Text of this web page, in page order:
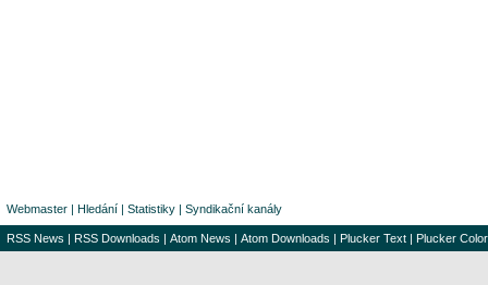
Webmaster | Hledání | Statistiky | Syndikační kanály
RSS News | RSS Downloads | Atom News | Atom Downloads | Plucker Text | Plucker Color